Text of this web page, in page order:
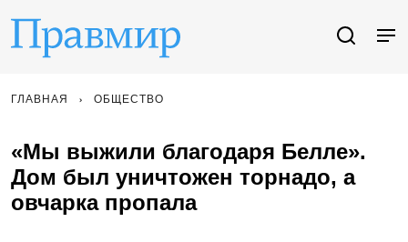
ГЛАВНАЯ ОБЩЕСТВО
«Мы выжили благодаря Белле».
Дом был уничтожен торнадо, а
овчарка пропала